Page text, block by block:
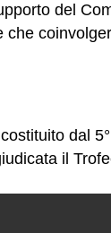
del
che
dal
il